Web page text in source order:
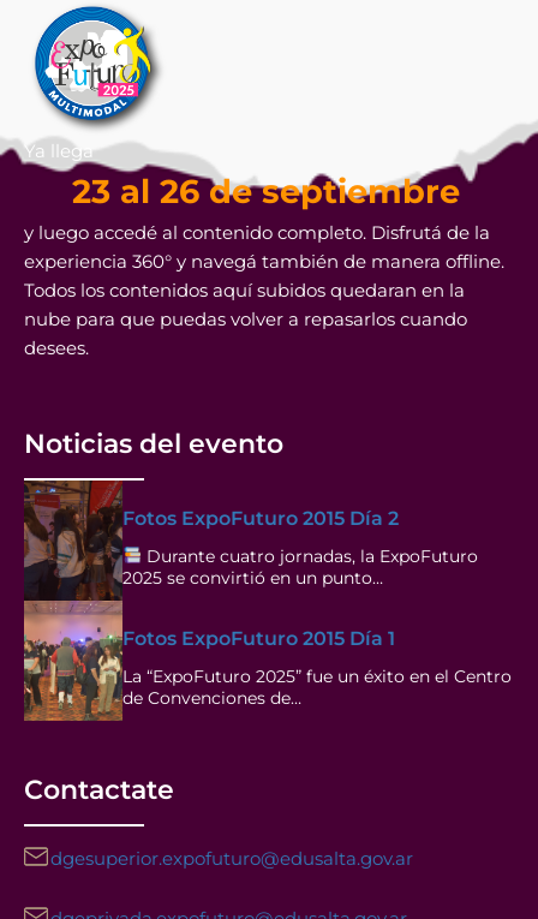
Ya llega
23 al 26 de septiembre
y luego accedé al contenido completo. Disfrutá de la
experiencia 360° y navegá también de manera offline.
Todos los contenidos aquí subidos quedaran en la
nube para que puedas volver a repasarlos cuando
desees.
Noticias del evento
Fotos ExpoFuturo 2015 Día 2
Durante cuatro jornadas, la ExpoFuturo
2025 se convirtió en un punto…
Fotos ExpoFuturo 2015 Día 1
La “ExpoFuturo 2025” fue un éxito en el Centro
de Convenciones de…
Contactate
dgesuperior.expofuturo@edusalta.gov.ar